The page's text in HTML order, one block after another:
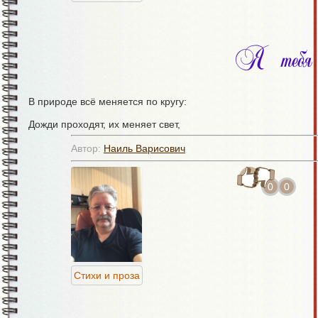
Я тебя
В природе всё меняется по кругу:
Дожди проходят, их меняет свет,
Весна приходит после зимней стужи,
И счастье - после долгих горьких лет.
В изменчивости бытия есть счастье,
Всё ценится в сравнении со всем.
Нужно нам испытания, ненастья,
Чтоб задохнутся в радости совсем.
Автор: Наиль Варисович
0 0
Стихи и проза